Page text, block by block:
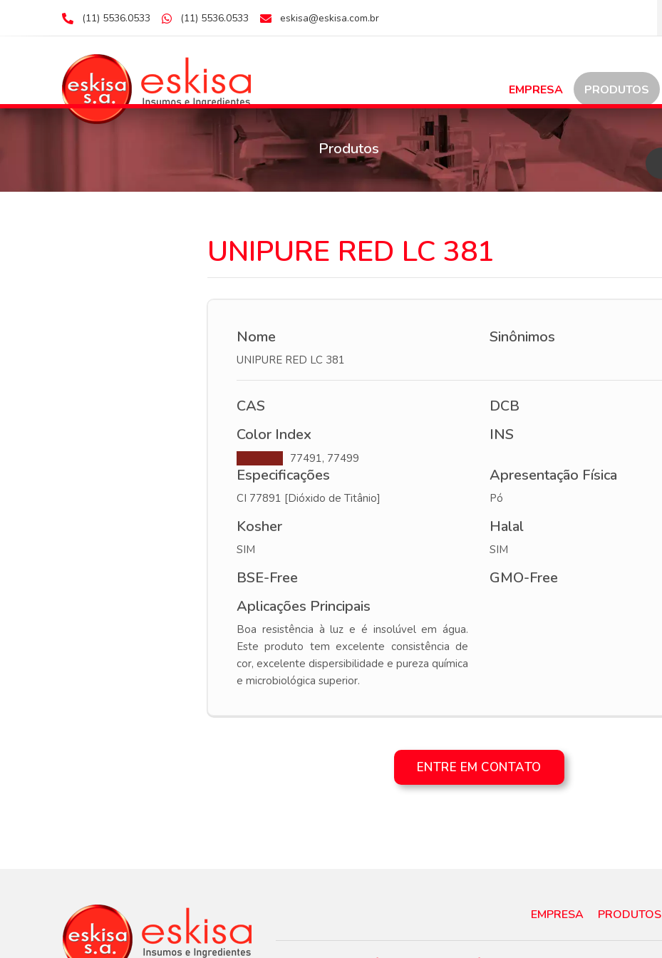
(11) 5536.0533 (11) 5536.0533 eskisa@eskisa.com.br
EMPRESA PRODUTOS
Produtos
UNIPURE RED LC 381
Nome
UNIPURE RED LC 381
Sinônimos
CAS
DCB
Color Index
77491, 77499
INS
Especificações
CI 77891 [Dióxido de Titânio]
Apresentação Física
Pó
Kosher
SIM
Halal
SIM
BSE-Free
GMO-Free
Aplicações Principais
Boa resistência à luz e é insolúvel em água.
Este produto tem excelente consistência de
cor, excelente dispersibilidade e pureza química
e microbiológica superior.
ENTRE EM CONTATO
EMPRESA PRODUTOS